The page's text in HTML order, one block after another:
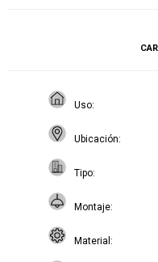
Uso
Ubicación
Tipo
Montaje
Material